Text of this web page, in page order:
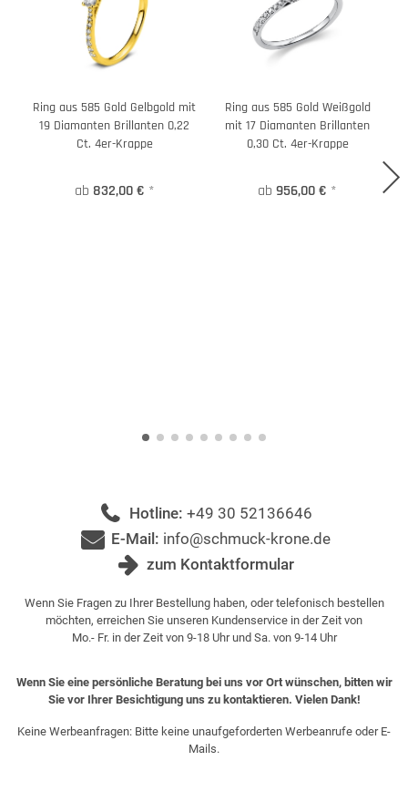
Ring aus 585 Gold Gelbgold mit
19 Diamanten Brillanten 0,22
Ct. 4er-Krappe
ab 832,00 € *
Ring aus 585 Gold Weißgold
mit 17 Diamanten Brillanten
0,30 Ct. 4er-Krappe
ab 956,00 € *
Hotline: +49 30 52136646
E-Mail: info@schmuck-krone.de
zum Kontaktformular
Wenn Sie Fragen zu Ihrer Bestellung haben, oder telefonisch bestellen
möchten, erreichen Sie unseren Kundenservice in der Zeit von
Mo.- Fr. in der Zeit von 9-18 Uhr und Sa. von 9-14 Uhr
Wenn Sie eine persönliche Beratung bei uns vor Ort wünschen, bitten wir
Sie vor Ihrer Besichtigung uns zu kontaktieren. Vielen Dank!
Keine Werbeanfragen: Bitte keine unaufgeforderten Werbeanrufe oder E-
Mails.